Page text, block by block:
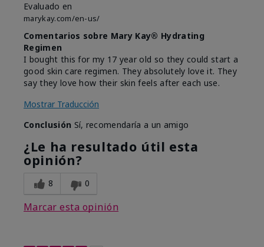
Evaluado en
marykay.com/en-us/
Comentarios sobre Mary Kay® Hydrating
Regimen
I bought this for my 17 year old so they could start a
good skin care regimen. They absolutely love it. They
say they love how their skin feels after each use.
Mostrar Traducción
Conclusión Sí, recomendaría a un amigo
¿Le ha resultado útil esta
opinión?
8 0
Marcar esta opinión